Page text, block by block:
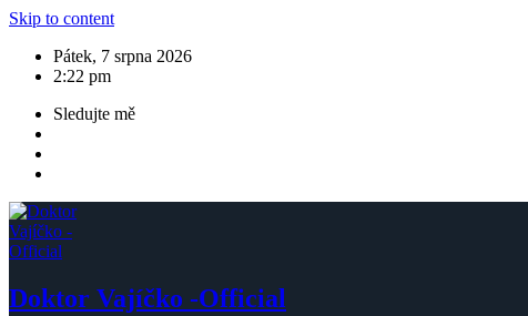
Skip to content
Pátek, 7 srpna 2026
2:22 pm
Sledujte mě
Doktor Vajíčko -Official